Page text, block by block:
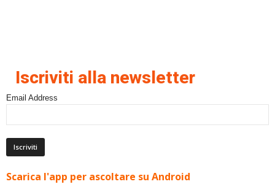
Iscriviti alla newsletter
Email Address
Scarica l'app per ascoltare su Android